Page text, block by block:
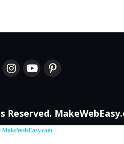
Reserved.
MakeWebEasy.com